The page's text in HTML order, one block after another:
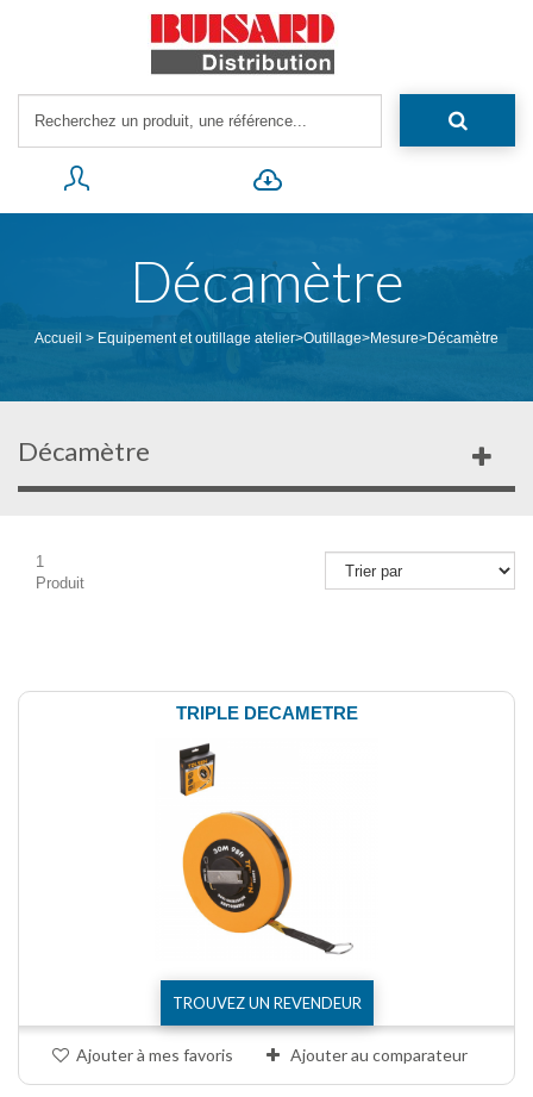
Décamètre
Accueil > Equipement et outillage atelier>Outillage>Mesure>Décamètre
Décamètre
1
Produit
TRIPLE DECAMETRE
TROUVEZ UN REVENDEUR
Ajouter à mes favoris Ajouter au comparateur